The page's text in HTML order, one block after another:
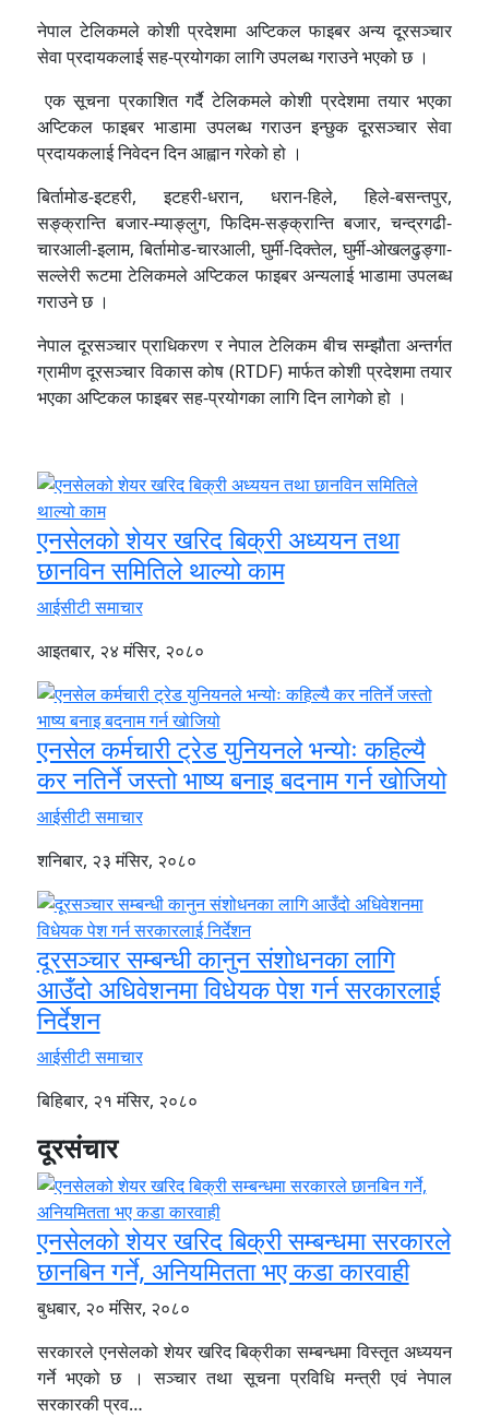
नेपाल टेलिकमले कोशी प्रदेशमा अप्टिकल फाइबर अन्य दूरसञ्चार
सेवा प्रदायकलाई सह-प्रयोगका लागि उपलब्ध गराउने भएको छ ।
एक सूचना प्रकाशित गर्दै टेलिकमले कोशी प्रदेशमा तयार भएका
अप्टिकल फाइबर भाडामा उपलब्ध गराउन इन्छुक दूरसञ्चार सेवा
प्रदायकलाई निवेदन दिन आह्वान गरेको हो ।
बिर्तामोड-इटहरी, इटहरी-धरान, धरान-हिले, हिले-बसन्तपुर,
सङ्क्रान्ति बजार-म्याङ्लुग, फिदिम-सङ्क्रान्ति बजार, चन्द्रगढी-
चारआली-इलाम, बिर्तामोड-चारआली, घुर्मी-दिक्तेल, घुर्मी-ओखलढुङ्गा-
सल्लेरी रूटमा टेलिकमले अप्टिकल फाइबर अन्यलाई भाडामा उपलब्ध
गराउने छ ।
नेपाल दूरसञ्चार प्राधिकरण र नेपाल टेलिकम बीच सम्झौता अन्तर्गत
ग्रामीण दूरसञ्चार विकास कोष (RTDF) मार्फत कोशी प्रदेशमा तयार
भएका अप्टिकल फाइबर सह-प्रयोगका लागि दिन लागेको हो ।
एनसेलको शेयर खरिद बिक्री अध्ययन तथा
छानविन समितिले थाल्यो काम
आईसीटी समाचार
आइतबार, २४ मंसिर, २०८०
एनसेल कर्मचारी ट्रेड युनियनले भन्योः कहिल्यै
कर नतिर्ने जस्तो भाष्य बनाइ बदनाम गर्न खोजियो
आईसीटी समाचार
शनिबार, २३ मंसिर, २०८०
दूरसञ्चार सम्बन्धी कानुन संशोधनका लागि
आउँदो अधिवेशनमा विधेयक पेश गर्न सरकारलाई
निर्देशन
आईसीटी समाचार
बिहिबार, २१ मंसिर, २०८०
दूरसंचार
एनसेलको शेयर खरिद बिक्री सम्बन्धमा सरकारले
छानबिन गर्ने, अनियमितता भए कडा कारवाही
बुधबार, २० मंसिर, २०८०
सरकारले एनसेलको शेयर खरिद बिक्रीका सम्बन्धमा विस्तृत अध्ययन
गर्ने भएको छ । सञ्चार तथा सूचना प्रविधि मन्त्री एवं नेपाल
सरकारकी प्रव…